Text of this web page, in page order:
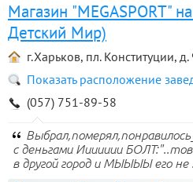
Магазин "MEGASPORT"
Детский Мир)
г.Харьков, пл. Конституции, д.
Показать расположение
(057) 751-89-58
с деньгами Иииииии
в другой город и МЫЫЫЫ его не